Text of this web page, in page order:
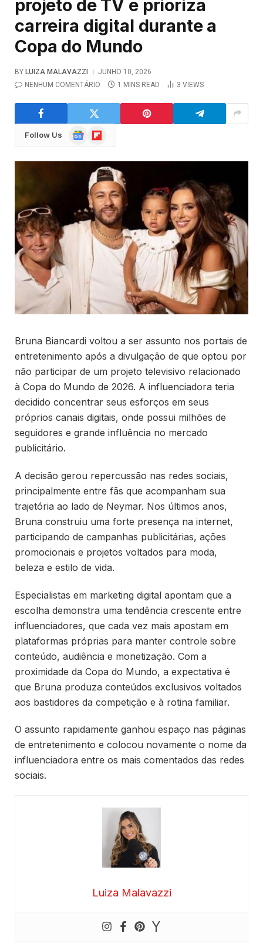
projeto de TV e prioriza
carreira digital durante a
Copa do Mundo
BY LUIZA MALAVAZZI
JUNHO 10, 2026
NENHUM COMENTÁRIO
1 MINS READ 3 VIEWS
Follow Us
GoogleFlipboard
Bruna Biancardi voltou a ser assunto nos portais de
entretenimento após a divulgação de que optou por
não participar de um projeto televisivo relacionado
à Copa do Mundo de 2026. A influenciadora teria
decidido concentrar seus esforços em seus
próprios canais digitais, onde possui milhões de
seguidores e grande influência no mercado
publicitário.
A decisão gerou repercussão nas redes sociais,
principalmente entre fãs que acompanham sua
trajetória ao lado de Neymar. Nos últimos anos,
Bruna construiu uma forte presença na internet,
participando de campanhas publicitárias, ações
promocionais e projetos voltados para moda,
beleza e estilo de vida.
Especialistas em marketing digital apontam que a
escolha demonstra uma tendência crescente entre
influenciadores, que cada vez mais apostam em
plataformas próprias para manter controle sobre
conteúdo, audiência e monetização. Com a
proximidade da Copa do Mundo, a expectativa é
que Bruna produza conteúdos exclusivos voltados
aos bastidores da competição e à rotina familiar.
O assunto rapidamente ganhou espaço nas páginas
de entretenimento e colocou novamente o nome da
influenciadora entre os mais comentados das redes
sociais.
Luiza Malavazzi